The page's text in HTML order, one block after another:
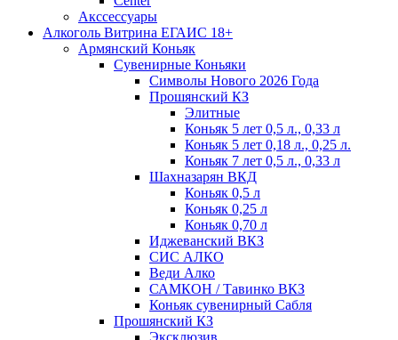
Акссессуары
Алкоголь Витрина ЕГАИС 18+
Армянский Коньяк
Сувенирные Коньяки
Символы Нового 2026 Года
Прошянский КЗ
Элитные
Коньяк 5 лет 0,5 л., 0,33 л
Коньяк 5 лет 0,18 л., 0,25 л.
Коньяк 7 лет 0,5 л., 0,33 л
Шахназарян ВКД
Коньяк 0,5 л
Коньяк 0,25 л
Коньяк 0,70 л
Иджеванский ВКЗ
СИС АЛКО
Веди Алко
САМКОН / Тавинко ВКЗ
Коньяк сувенирный Сабля
Прошянский КЗ
Эксклюзив